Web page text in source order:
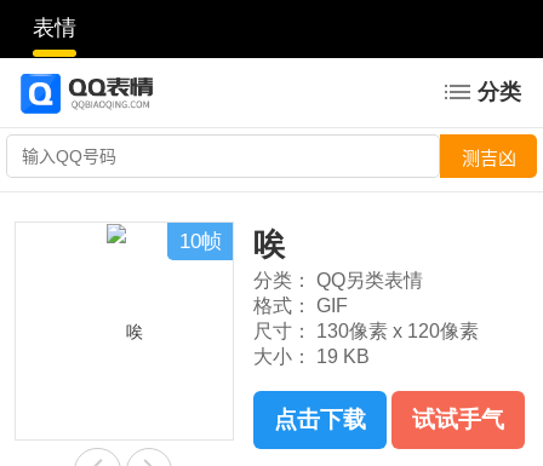
表情
分类
10帧 唉
分类：
QQ另类表情
格式：
GIF
尺寸：
130像素 x 120像素
大小：
19 KB
点击下载 试试手气